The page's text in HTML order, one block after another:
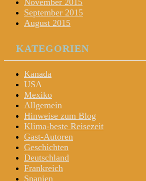
September 2015
August 2015
KATEGORIEN
Kanada
USA
Mexiko
Allgemein
Hinweise zum Blog
Klima-beste Reisezeit
Gast-Autoren
Geschichten
Deutschland
Frankreich
Spanien